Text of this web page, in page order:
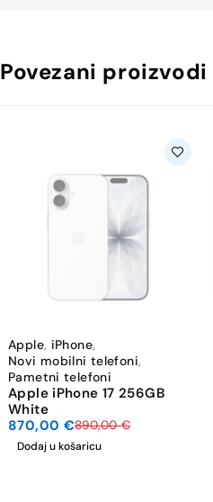
Povezani proizvodi
Apple, iPhone,
Novi mobilni telefoni,
Pametni telefoni
Apple iPhone 17 256GB
White
890,00€
870,00 €
Dodaj u košaricu